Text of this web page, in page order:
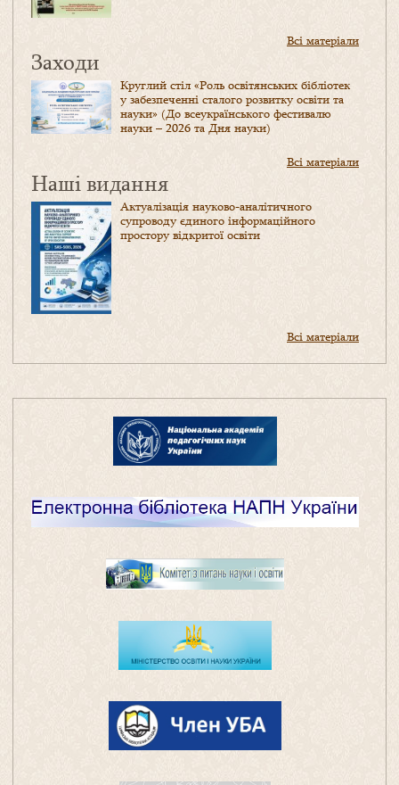
Всі матеріали
Заходи
Круглий стіл «Роль освітянських бібліотек
у забезпеченні сталого розвитку освіти та
науки» (До всеукраїнського фестивалю
науки – 2026 та Дня науки)
Всі матеріали
Наші видання
Актуалізація науково-аналітичного
супроводу єдиного інформаційного
простору відкритої освіти
Всі матеріали